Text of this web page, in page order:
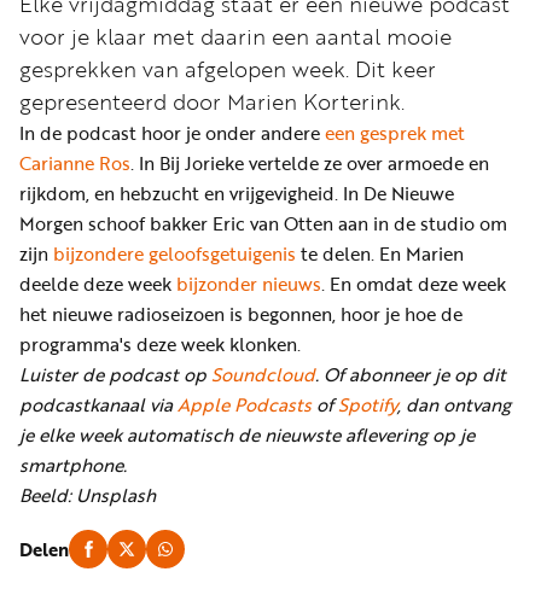
voor je klaar met daarin een aantal mooie
gesprekken van afgelopen week. Dit keer
gepresenteerd door Marien Korterink.
In de podcast hoor je onder andereeen gesprek met
Carianne Ros. In Bij Jorieke vertelde ze over armoede en
rijkdom, en hebzucht en vrijgevigheid. In De Nieuwe
Morgen schoof bakker Eric van Otten aan in de studio om
zijn bijzondere geloofsgetuigenis te delen. En Marien
deelde deze week bijzonder nieuws. En omdat deze week
het nieuwe radioseizoen is begonnen, hoor je hoe de
programma's deze week klonken.
Luister de podcast opSoundcloud. Of abonneer je op dit
podcastkanaal viaApple PodcastsofSpotify, dan ontvang
je elke week automatisch de nieuwste aflevering op je
smartphone.
Beeld: Unsplash
Delen
nu
vriend
Businessclub
Adverteren
Winkel
Privacy
reglement
Algemene
voorwaarden